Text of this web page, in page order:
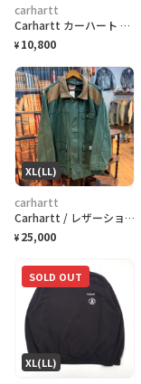
carhartt
Carhartt カーハート ダック地 ワークベスト メンズXS相当 レディースS相当
¥ 10,800
XL(LL)
carhartt
Carhartt / レザーショルダー ダック地 ハンティングジャケット XL
¥ 25,000
XL(LL)
SOLD OUT